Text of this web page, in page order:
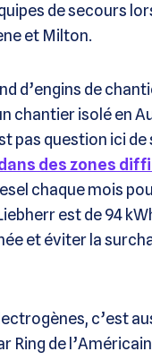
de secours
et Milton.
d’engins de
chantier isolé en
pas question ici
des zones
chaque mois
est de 94
et éviter la
c’est
Ring de